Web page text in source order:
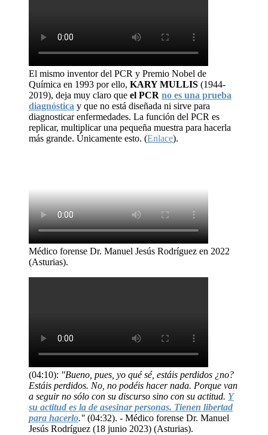
El mismo inventor del PCR y Premio Nobel de
Química en 1993 por ello, KARY MULLIS (1944-
2019), deja muy claro que el PCR no es una prueba
diagnóstica y que no está diseñada ni sirve para
diagnosticar enfermedades. La función del PCR es
replicar, multiplicar una pequeña muestra para hacerla
más grande. Únicamente esto. (Enlace).
Médico forense Dr. Manuel Jesús Rodríguez en 2022
(Asturias).
(04:10): "Bueno, pues, yo qué sé, estáis perdidos ¿no?
Estáis perdidos. No, no podéis hacer nada. Porque van
a seguir no sólo con su discurso sino con su actitud. Y
su actitud es la de asesinar personas. Tienen libertad
para hacerlo." (04:32). - Médico forense Dr. Manuel
Jesús Rodríguez (18 junio 2023) (Asturias).